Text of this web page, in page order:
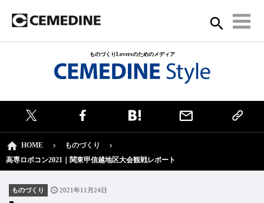
ものづくりLoversのためのメディア
HOME
ものづくり
高専ロボコン2021｜関東甲信越地区大会観戦レポート
ものづくり 2021年11月24日